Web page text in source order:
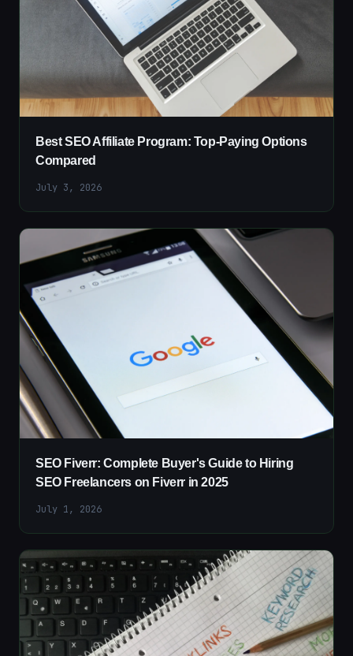
Best SEO Affiliate Program: Top-Paying Options
Compared
July 3, 2026
SEO Fiverr: Complete Buyer's Guide to Hiring
SEO Freelancers on Fiverr in 2025
July 1, 2026